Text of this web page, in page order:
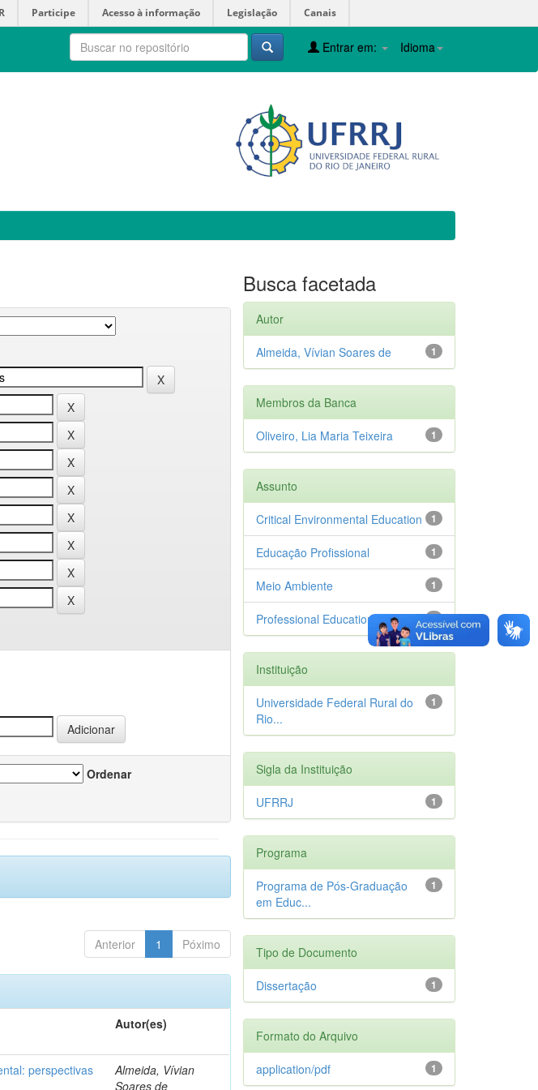
Participe Acesso à informação Legislação Canais
Idioma
Entrar em:
Ordenar
Anterior 1 Póximo
Autor(es)
perspectivas
Almeida, Vívian
Soares de
Busca facetada
Autor
1
Almeida, Vívian Soares de
Membros da Banca
1
Oliveiro, Lia Maria Teixeira
Assunto
1
Critical Environmental Education
1
Educação Profissional
1
Meio Ambiente
1
Professional Education
Instituição
1
Universidade Federal Rural do
Rio...
Sigla da Instituição
1
UFRRJ
Programa
1
Programa de Pós-Graduação
em Educ...
Tipo de Documento
1
Dissertação
Formato do Arquivo
1
application/pdf